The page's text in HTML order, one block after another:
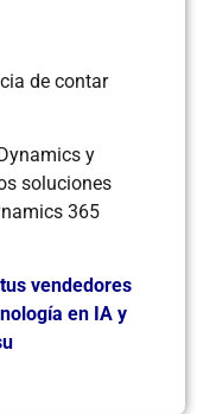
de contar
y
soluciones
365
tus vendedores
en IA y